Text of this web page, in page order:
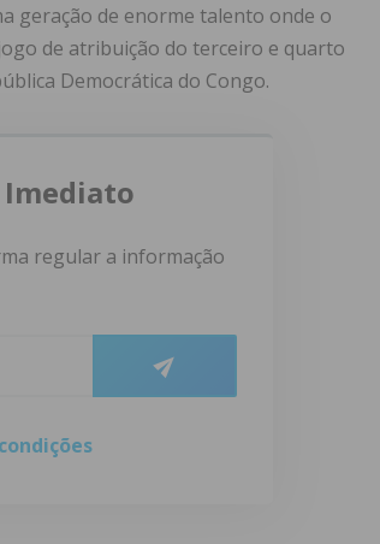
geração de enorme talento onde o
de atribuição do terceiro e quarto
Democrática do Congo.
regular a informação